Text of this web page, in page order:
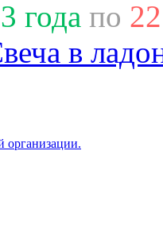
года по
в
организации.